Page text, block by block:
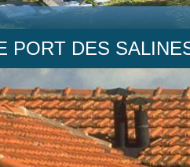
Soleil>FOIRE AUX QUESTIONS>Le
PORT DES